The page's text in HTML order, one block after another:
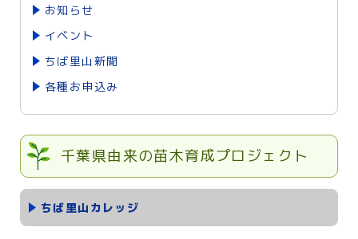
お知らせ
イベント
ちば里山新聞
各種お申込み
千葉県由来の苗木育成プロジェクト
ちば里山カレッジ